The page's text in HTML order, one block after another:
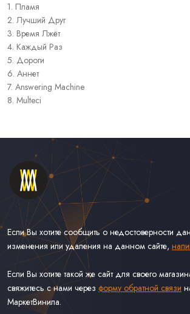
1. Пламя
2. Лучший Друг
3. Время Лжёт
4. Каждый Раз
5. Дороги
6. Аннет
7. Answering Machine
8. Multeci
Если Вы хотите сообщить о недостоверности
изменения или удаления на данном сайте,
Если Вы хотите такой же сайт для своего
свяжитесь с нами через форму обратной связи
МаркетВинила.